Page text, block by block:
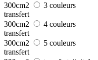
300cm2
3 couleurs
transfert
300cm2
4 couleurs
transfert
300cm2
5 couleurs
transfert